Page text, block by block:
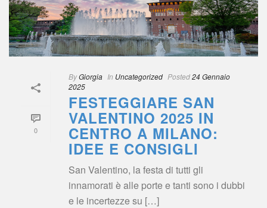
0
ByGiorgia In Uncategorized Posted24 Gennaio
2025
FESTEGGIARE SAN
VALENTINO 2025 IN
CENTRO A MILANO:
IDEE E CONSIGLI
San Valentino, la festa di tutti gli
innamorati è alle porte e tanti sono i dubbi
e le incertezze su […]